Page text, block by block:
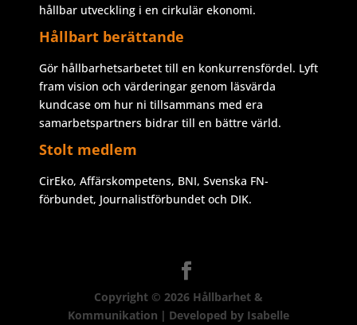
hållbar utveckling i en cirkulär ekonomi.
Hållbart berättande
Gör hållbarhetsarbetet till en konkurrensfördel. Lyft
fram vision och värderingar genom läsvärda
kundcase om hur ni tillsammans med era
samarbetspartners bidrar till en bättre värld.
Stolt medlem
CirEko, Affärskompetens, BNI, Svenska FN-
förbundet, Journalistförbundet och DIK.
Copyright © 2026 Hållbarhet &
Kommunikation | Developed by Isabelle